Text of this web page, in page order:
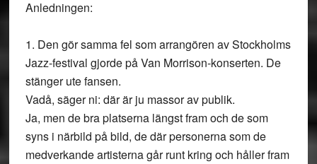
Anledningen:
1. Den gör samma fel som arrangören av Stockholms
Jazz-festival gjorde på Van Morrison-konserten. De
stänger ute fansen.
Vadå, säger ni: där är ju massor av publik.
Ja, men de bra platserna längst fram och de som
syns i närbild på bild, de där personerna som de
medverkande artisterna går runt kring och håller fram